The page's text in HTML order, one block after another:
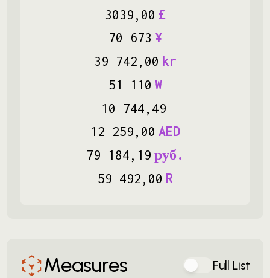
3039, 00 £
70
673 ¥
39 742, 00 kr
51
110 ₩
10
744, 49
12 259, 00 AED
79 184, 19 руб.
59 492, 00 R
Measures Full List